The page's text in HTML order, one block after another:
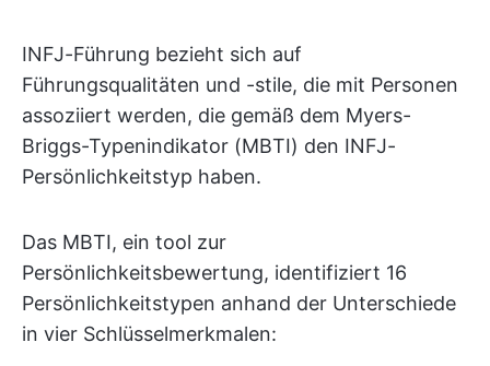
INFJ-Führung bezieht sich auf
Führungsqualitäten und -stile, die mit Personen
assoziiert werden, die gemäß dem Myers-
Briggs-Typenindikator (MBTI) den INFJ-
Persönlichkeitstyp haben.
Das MBTI, ein tool zur
Persönlichkeitsbewertung, identifiziert 16
Persönlichkeitstypen anhand der Unterschiede
in vier Schlüsselmerkmalen: